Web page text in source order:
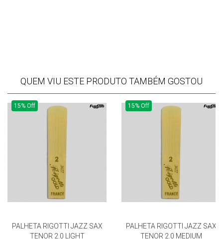
QUEM VIU ESTE PRODUTO TAMBÉM GOSTOU
15% Off
PALHETA RIGOTTI JAZZ SAX
TENOR 2.0 LIGHT
15% Off
PALHETA RIGOTTI JAZZ SAX
TENOR 2.0 MEDIUM